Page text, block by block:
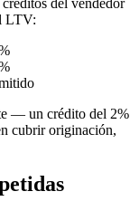
LTV:
— un crédito del 2%
cubrir originación,